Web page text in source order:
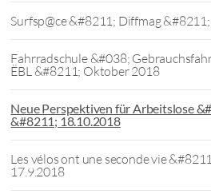
Surfsp@ce &#8211; Diffmag
Fahrradschule &#038;
ËBL &#8211; Oktober 2018
Neue Perspektiven für Arbeitslose
&#8211; 18.10.2018
Les vélos ont une seconde vie
17.9.2018